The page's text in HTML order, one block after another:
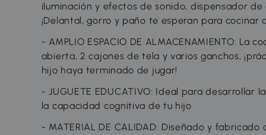
iluminación y efectos de sonido, dispensador
¡Delantal, gorro y paño te esperan para cocinar
- AMPLIO ESPACIO DE ALMACENAMIENTO: La
abierta, 2 cajones de tela y varios ganchos,
hijo haya terminado de jugar!
- JUGUETE EDUCATIVO: Ideal para desarrollar
la capacidad cognitiva de tu hijo
- MATERIAL DE CALIDAD: Diseñado y fabricado